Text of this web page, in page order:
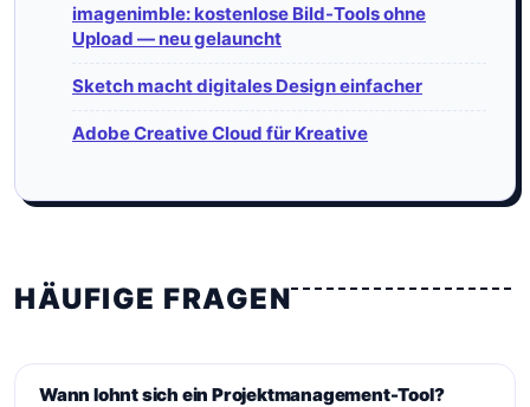
imagenimble: kostenlose Bild-Tools ohne
Upload — neu gelauncht
Sketch macht digitales Design einfacher
Adobe Creative Cloud für Kreative
HÄUFIGE FRAGEN
Wann lohnt sich ein Projektmanagement-Tool?